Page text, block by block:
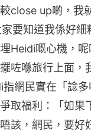
close up啲，我
要知道我係好細
Heidi嘅心機，呢
咗喺旅行上面，
網民實在「諗
取福利：「如果
該，網民，要好